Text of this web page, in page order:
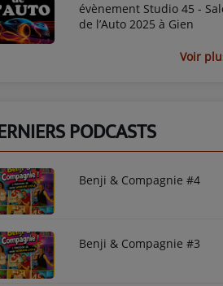
évènement Studio 45 -
de l’Auto 2025 à Gien
Voir
PODCASTS
Benji & Compagnie #4
Benji & Compagnie #3